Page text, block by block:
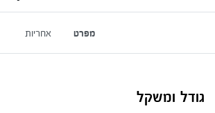
מפרט אחריות
גודל ומשקל